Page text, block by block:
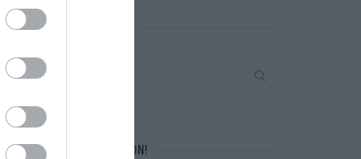
KERESÉS AZ OLDALON
VÁRUNK A FACEBOOKON!